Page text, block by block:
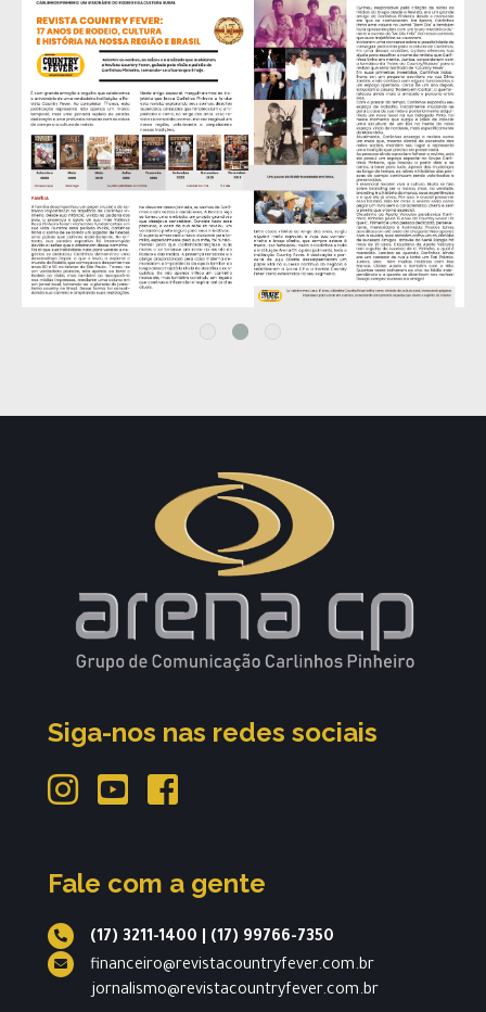
Siga-nos nas redes sociais
Fale com a gente
(17) 3211-1400
(17) 99766-7350
financeiro@revistacountryfever.com.br
jornalismo@revistacountryfever.com.br